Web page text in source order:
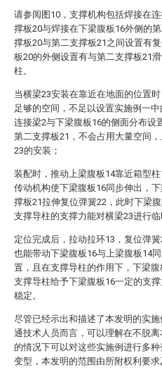
请参阅图10，支撑机构包括焊接在
撑板20与焊接在下梁腹板16外侧的
撑板20与第二支撑板21之间设置有
板20的外侧设置有与第二支撑板21
柱。
当横梁23安装在靠近在地面的位置
足够的空间，不足以设置实施例一
连接梁2与下梁腹板16的侧面分布设
第二支撑板21，不会占用大量空间
23的安装；
装配时，推动上梁腹板14靠近箱型
传动机构使下梁腹板16同步伸出，
撑板21拉伸复位弹簧22，此时下梁
支撑导柱的支撑力能对横梁23进行临
定位完成后，拉动拉环13，复位弹
也能带动下梁腹板16与上梁腹板14
置，且在支撑导柱的作用下，下梁
支撑导柱给予下梁腹板16一定的支
稳定。
尽管已经示出和描述了本发明的实
通技术人员而言，可以理解在不脱
的情况下可以对这些实施例进行多
变型，本发明的范围由所附权利要求